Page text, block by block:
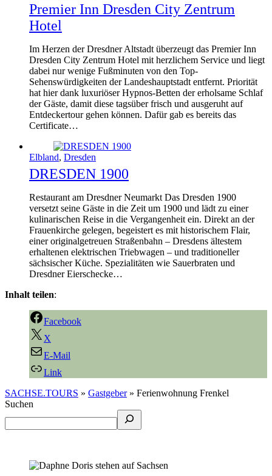
Premier Inn Dresden City Zentrum
Hotel
Im Herzen der Dresdner Altstadt überzeugt das Premier Inn
Dresden City Zentrum Hotel mit herzlichem Service und liegt
dabei nur wenige Fußminuten von den Top-
Sehenswürdigkeiten der Landeshauptstadt entfernt. Priorität
hat hier dank luxuriöser Hypnos-Betten der erholsame Schlaf
der Gäste, damit diese tagsüber frisch und ausgeruht auf
Entdeckertour gehen können. Dafür gab es bereits das
Certificate…
Elbland, Dresden
DRESDEN 1900
Restaurant am Dresdner Neumarkt Das Dresden 1900
versetzt seine Gäste in die Zeit um 1900 und lädt zu einer
kulinarischen Reise in die Vergangenheit ein. Direkt an der
Frauenkirche gelegen, begeistert es mit historischem Flair,
einer originalgetreuen Straßenbahn – Dresdens ältestem
erhaltenen elektrischen Triebwagen – und traditioneller
sächsischer Küche. Spezialitäten wie Sauerbraten und
Dresdner Eierschecke…
Inhalt teilen:
Facebook
X
E-Mail
Link
SACHSE.TOURS » Gastgeber» Ferienwohnung Frenkel
Suchen